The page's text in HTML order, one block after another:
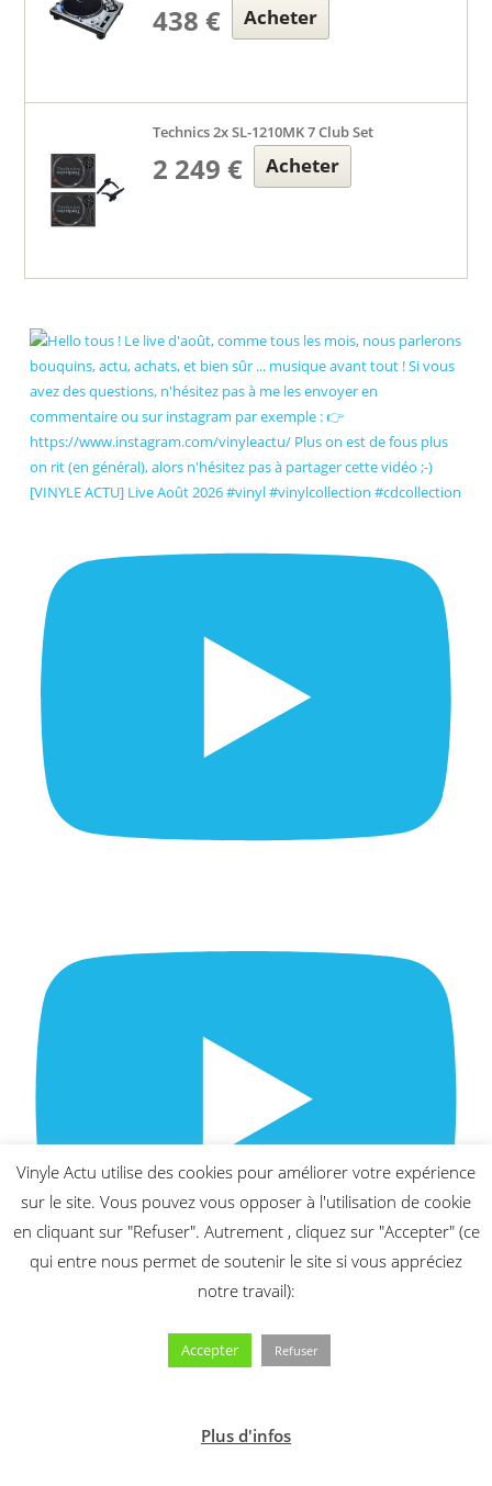
438 € Acheter
Technics 2x SL-1210MK 7 Club Set
2 249 € Acheter
[VINYLE ACTU] Live Août 2026 #vinyl #vinylcollection #cdcollection
Vinyle Actu utilise des cookies pour améliorer votre expérience
sur le site. Vous pouvez vous opposer à l'utilisation de cookie
en cliquant sur "Refuser". Autrement , cliquez sur "Accepter" (ce
qui entre nous permet de soutenir le site si vous appréciez
notre travail):
Accepter Refuser
Plus d'infos